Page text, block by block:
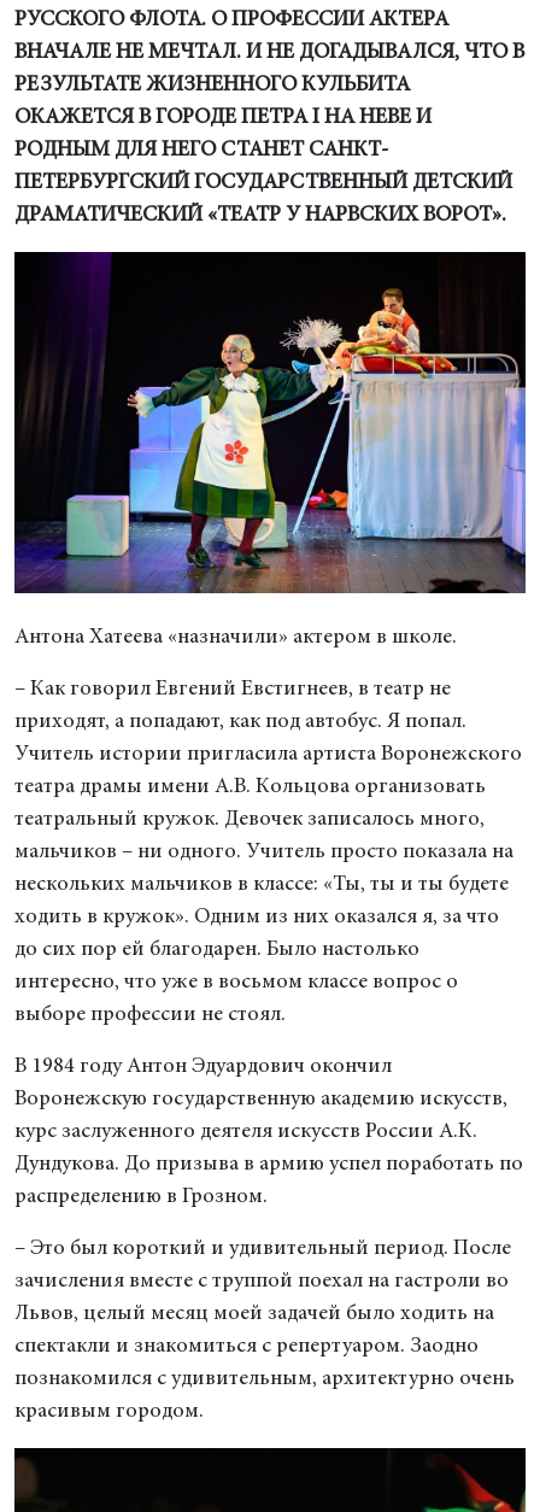
РУССКОГО ФЛОТА. О ПРОФЕССИИ АКТЕРА
ВНАЧАЛЕ НЕ МЕЧТАЛ. И НЕ ДОГАДЫВАЛСЯ, ЧТО В
РЕЗУЛЬТАТЕ ЖИЗНЕННОГО КУЛЬБИТА
ОКАЖЕТСЯ В ГОРОДЕ ПЕТРА I НА НЕВЕ И
РОДНЫМ ДЛЯ НЕГО СТАНЕТ САНКТ-
ПЕТЕРБУРГСКИЙ ГОСУДАРСТВЕННЫЙ ДЕТСКИЙ
ДРАМАТИЧЕСКИЙ «ТЕАТР У НАРВСКИХ ВОРОТ».
Антона Хатеева «назначили» актером в школе.
– Как говорил Евгений Евстигнеев, в театр не
приходят, а попадают, как под автобус. Я попал.
Учитель истории пригласила артиста Воронежского
театра драмы имени А.В. Кольцова организовать
театральный кружок. Девочек записалось много,
мальчиков – ни одного. Учитель просто показала на
нескольких мальчиков в классе: «Ты, ты и ты будете
ходить в кружок». Одним из них оказался я, за что
до сих пор ей благодарен. Было настолько
интересно, что уже в восьмом классе вопрос о
выборе профессии не стоял.
В 1984 году Антон Эдуардович окончил
Воронежскую государственную академию искусств,
курс заслуженного деятеля искусств России А.К.
Дундукова. До призыва в армию успел поработать по
распределению в Грозном.
– Это был короткий и удивительный период. После
зачисления вместе с труппой поехал на гастроли во
Львов, целый месяц моей задачей было ходить на
спектакли и знакомиться с репертуаром. Заодно
познакомился с удивительным, архитектурно очень
красивым городом.